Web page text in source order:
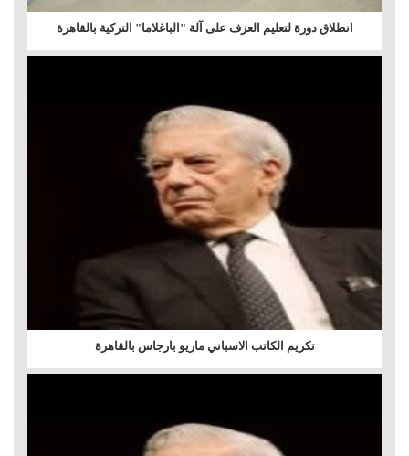
انطلاق دورة لتعليم العزف على آلة "الباغلاما" التركية بالقاهرة
تكريم الكاتب الاسباني ماريو بارجاس بالقاهرة